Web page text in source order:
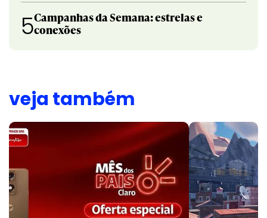
5Campanhas da Semana: estrelas e
conexões
veja também